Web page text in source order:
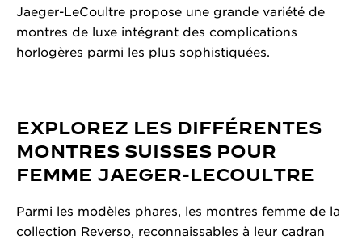
Jaeger-LeCoultre propose une grande variété de
montres de luxe intégrant des complications
horlogères parmi les plus sophistiquées.
EXPLOREZ LES DIFFÉRENTES
MONTRES SUISSES POUR
FEMME JAEGER-LECOULTRE
Parmi les modèles phares, les montres femme de la
collection Reverso, reconnaissables à leur cadran